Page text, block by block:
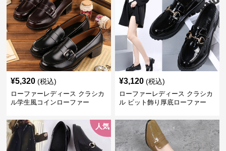
¥5,320 (税込)
ローファーレディース クラシカ
ル学生風コインローファー
¥3,120 (税込)
ローファーレディース クラシカ
ル ビット飾り厚底ローファー
人気